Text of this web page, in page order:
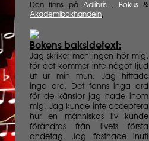
Den finns på Adlibris , Bokus&
Akademibokhandeln.
Bokens baksidetext:
Jag skriker men ingen hör mig,
för det kommer inte något ljud
ut ur min mun. Jag hittade
inga ord. Det fanns inga ord
för de känslor jag hade inom
mig. Jag kunde inte acceptera
hur en människas liv kunde
förändras från livets första
andetag. Jag fastnade inuti